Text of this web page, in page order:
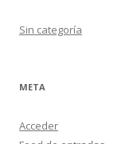
Sin categoría
META
Acceder